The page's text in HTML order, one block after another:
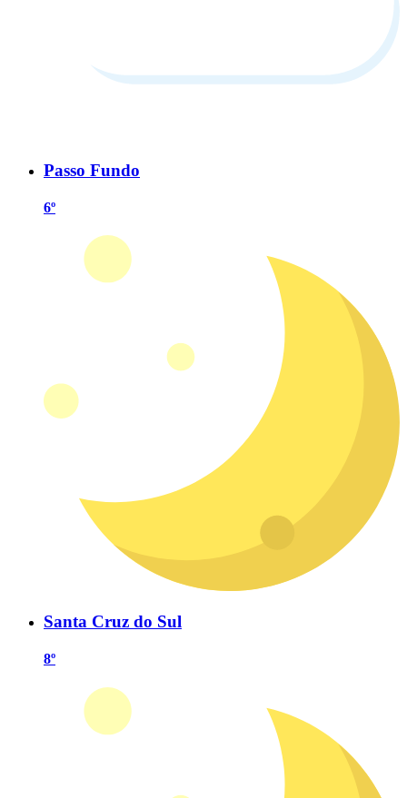
Passo Fundo
6º
Santa Cruz do Sul
8º